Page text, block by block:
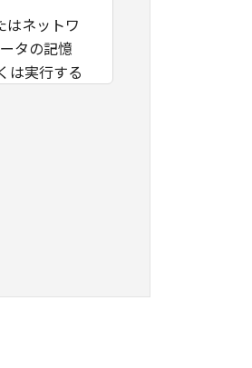
はネットワ
タの記憶
は実行する
しくは利
アセンブ
与するも
属しま